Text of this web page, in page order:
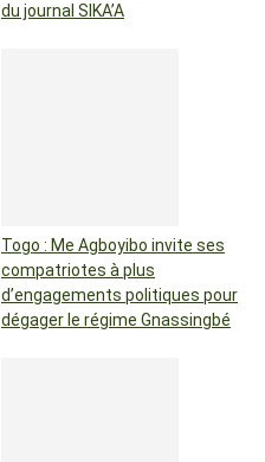
du journal SIKA’A
Togo : Me Agboyibo invite ses
compatriotes à plus
d’engagements politiques pour
dégager le régime Gnassingbé